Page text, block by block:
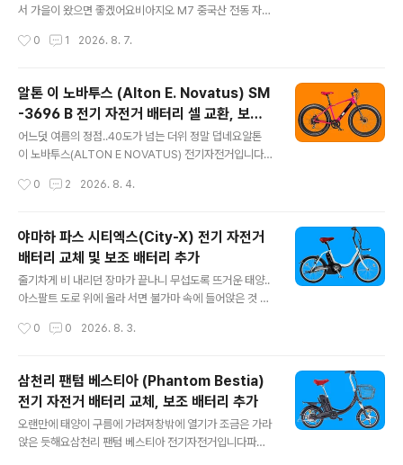
서 가을이 왔으면 좋겠어요​비아지오 M7 중국산 전동 자전
으로 부쩍 인기 있는 자전거인 것 같아요​16인치 휠에 48V,
야 합니다규격상 자전거 전용도로 통행도 안될 것 같구여​
파스, 쓰로틀 겸용으로배터리는 대용량 18.2Ah를 장착하
고 18Ah 배터리 한번 충전으로 140Km 주행이 가능하다
고 합니다​삼성 셸을 사용한 모델도 있다고 하는데요삼성
셸은 수명이 길고 안정되어 아직 리필 의뢰 들어온 것은 없
각도는 30°로 표기 해놓았는데거의 암벽등반이 가능하다
0 1 2026. 8. 7.
알톤 이 노바투스 (Alton E. Novatus) SM
-3696 B 전기 자전거 배터리 셀 교환, 보조
배터리 추가
어느덧 여름의 정점..40도가 넘는 더위 정말 덥네요​알톤
이 노바투스(ALTON E NOVATUS) 전기자전거입니다​휠
는 전압이 36V에 용량이 250W입니다배터리는 삼성 셀
없어도 될 것 같구요자전거 도로도 주행이 가능할 것 같습
니다​배터리가 수명을 다해 보내오셨는데요일반적인 알톤
자전거와 같이 SM3696-B가 장착됩니다​배터리는 하부
프레임에 매립형으로 장착됩니다​분리된 배터리 모습이구
요​KC 안전 인증을 획득한 합법적인 배터리구요모델명은
와 같이 꽤 많습니다​2016년 형 스트롤, 시티, 이 노바투스
0 2 2026. 8. 4.
야마하 파스 시티엑스(City-X) 전기 자전거
배터리 교체 및 보조 배터리 추가
줄기차게 비 내리던 장마가 끝나니 무섭도록 뜨거운 태양..
아스팔트 도로 위에 올라 서면 불가마 속에 들어앉은 것 같
요​야마하 시티엑스 전기자전거입니다​휠이 20인치로 비교
들도 이용이 큰 불편 없이 이용할 수 있을 것으로 예상되며
모터는 24V에 240W로 소비전류가 낮아장거리 주행 대
비 가성비가 뛰어난 디자인인 것 같아요​최대 속도는 약 23
Km로국내 안전 규정에도 부합되구요1회 충전으로 약 42
Km 주행이 가능하다고 합니다실제는 엄청 더 많이 나오
0 0 2026. 8. 3.
삼천리 팬텀 베스티아 (Phantom Bestia)
전기 자전거 배터리 교체, 보조 배터리 추가
오랜만에 태양이 구름에 가려져창밖에 열기가 조금은 가라
앉은 듯해요​삼천리 팬텀 베스티아 전기자전거입니다파스,